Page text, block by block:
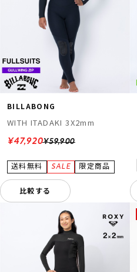
BILLABONG
WITH ITADAKI 3X2mm
¥59,900
¥47,920
比較する